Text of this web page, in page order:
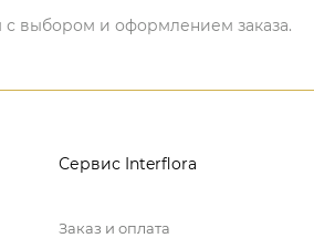
с выбором и оформлением заказа.
Сервис Interflora
Заказ и оплата